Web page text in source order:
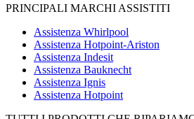
PRINCIPALI MARCHI ASSISTITI
Assistenza Whirlpool
Assistenza Hotpoint-Ariston
Assistenza Indesit
Assistenza Bauknecht
Assistenza Ignis
Assistenza Hotpoint